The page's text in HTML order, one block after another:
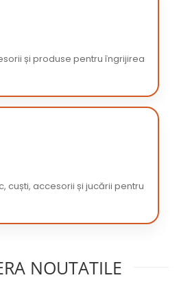
și produse pentru îngrijirea
cuști, accesorii și jucării pentru
NOUTATILE